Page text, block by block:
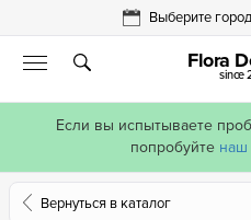
Если вы испытываете
попробуйте наш
Выберите
Flora
since
Вернуться в каталог